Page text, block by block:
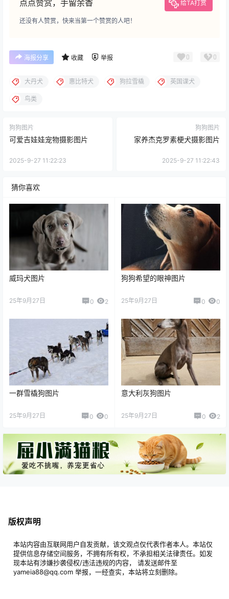
点点赞赏，手留余香 给TA打赏
还没有人赞赏，快来当第一个赞赏的人吧！
海报分享 收藏 举报 0 0
大丹犬 惠比特犬 狗拉雪橇 英国谍犬
鸟类
狗狗图片
可爱吉娃娃宠物摄影图片
2025-9-27 11:22:23
狗狗图片
家养杰克罗素梗犬摄影图片
2025-9-27 11:22:43
猜你喜欢
威玛犬图片
25年9月27日 0 2
狗狗希望的眼神图片
25年9月27日 0 0
一群雪橇狗图片
25年9月27日 0 0
意大利灰狗图片
25年9月27日 0 2
版权声明
本站内容由互联网用户自发贡献，该文观点仅代表作者本人。本站仅
提供信息存储空间服务，不拥有所有权，不承担相关法律责任。如发
现本站有涉嫌抄袭侵权/违法违规的内容， 请发送邮件至
yameia88@qq.com 举报，一经查实，本站将立刻删除。